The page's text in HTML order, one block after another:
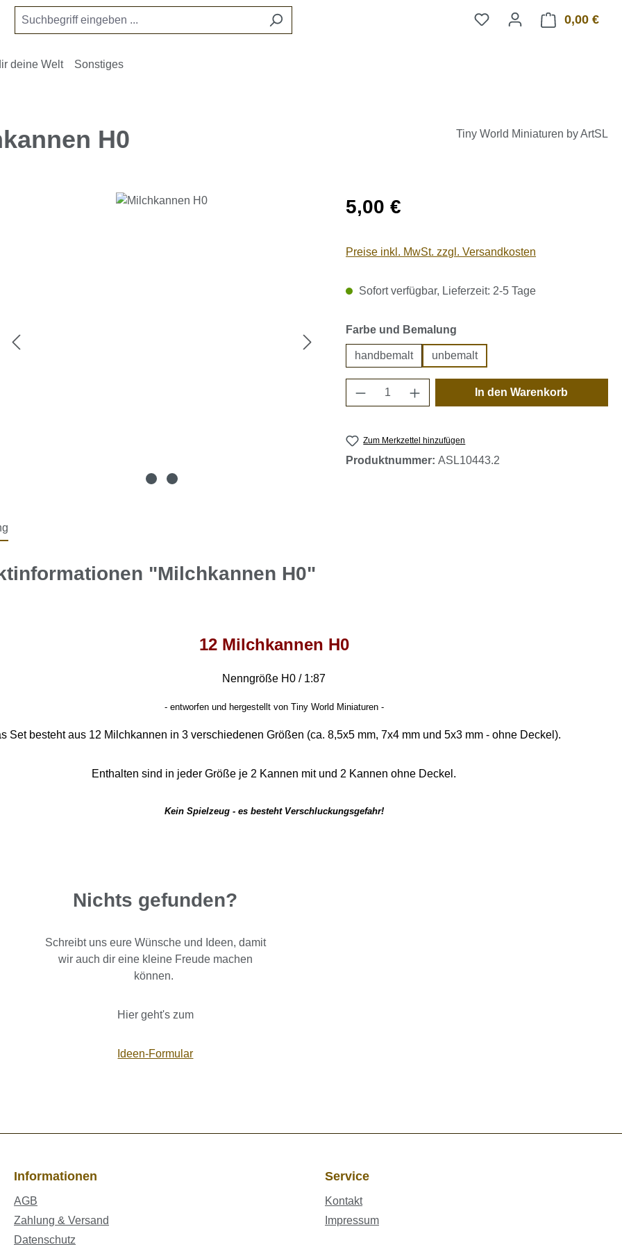
0,00 €
deine Welt Sonstiges
H0 Tiny World Miniaturen by ArtSL
Regulärer Preis:
5,00 €
Preise inkl. MwSt. zzgl. Versandkosten
Sofort verfügbar, Lieferzeit: 2-5 Tage
Farbe und Bemalung
handbemalt unbemalt
Produkt Anzahl: Gib den
In den Warenkorb
Zum Merkzettel hinzufügen
Produktnummer:ASL10443.2
"Milchkannen H0"
12 Milchkannen H0
Nenngröße H0 / 1:87
- entworfen und hergestellt von Tiny World Miniaturen -
Set besteht aus 12 Milchkannen in 3 verschiedenen Größen (ca. 8,5x5 mm, 7x4 mm und 5x3 mm - ohne Deckel).
Enthalten sind in jeder Größe je 2 Kannen mit und 2 Kannen ohne Deckel.
Kein Spielzeug - es besteht Verschluckungsgefahr!
Nichts gefunden?
Schreibt uns eure Wünsche und Ideen, damit
wir auch dir eine kleine Freude machen
können.
Hier geht's zum
Ideen-Formular
Informationen
AGB
Zahlung & Versand
Datenschutz
Service
Kontakt
Impressum